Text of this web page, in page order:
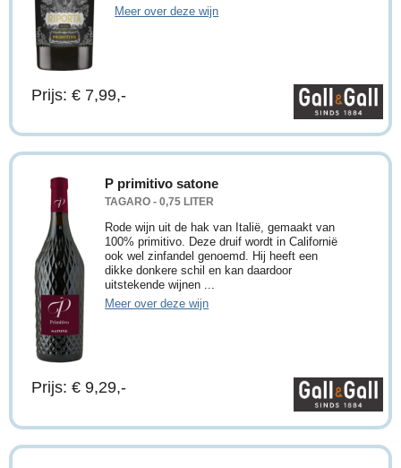
Meer over deze wijn
Prijs: € 7,99,-
P primitivo satone
TAGARO - 0,75 LITER
Rode wijn uit de hak van Italië, gemaakt van
100% primitivo. Deze druif wordt in Californië
ook wel zinfandel genoemd. Hij heeft een
dikke donkere schil en kan daardoor
uitstekende wijnen ...
Meer over deze wijn
Prijs: € 9,29,-